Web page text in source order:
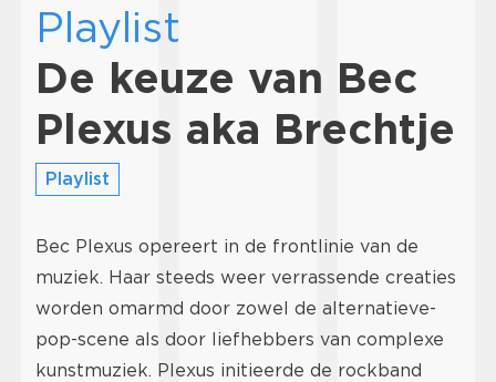
Playlist
De keuze van Bec
Plexus aka Brechtje
Playlist
Bec Plexus opereert in de frontlinie van de
muziek. Haar steeds weer verrassende creaties
worden omarmd door zowel de alternatieve-
pop-scene als door liefhebbers van complexe
kunstmuziek. Plexus initieerde de rockband